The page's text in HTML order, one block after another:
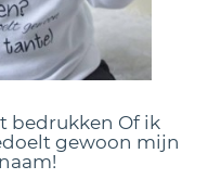
bedrukken Of ik
gewoon mijn